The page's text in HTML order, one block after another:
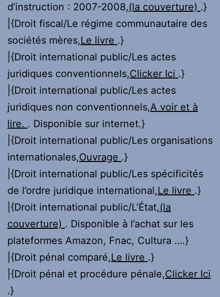
d’instruction : 2007-2008,(la couverture) .}
|{Droit fiscal/Le régime communautaire des
sociétés mères,Le livre .}
|{Droit international public/Les actes
juridiques conventionnels,Clicker Ici .}
|{Droit international public/Les actes
juridiques non conventionnels,A voir et à
lire. . Disponible sur internet.}
|{Droit international public/Les organisations
internationales,Ouvrage .}
|{Droit international public/Les spécificités
de l’ordre juridique international,Le livre .}
|{Droit international public/L’État,(la
couverture) . Disponible à l’achat sur les
plateformes Amazon, Fnac, Cultura ….}
|{Droit pénal comparé,Le livre .}
|{Droit pénal et procédure pénale,Clicker Ici
.}